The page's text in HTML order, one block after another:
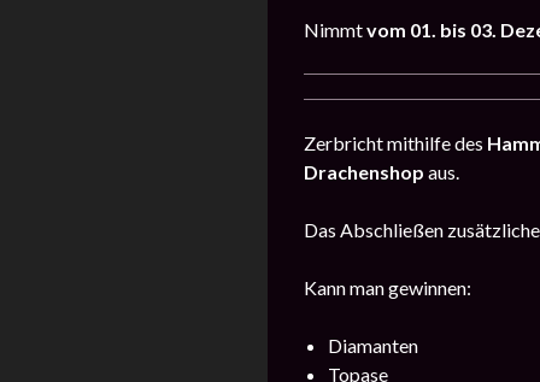
Nimmtvom 01. bis 03.
Zerbricht mithilfe des
Drachenshop aus.
Das Abschließen
Kann man gewinnen:
Diamanten
Topase